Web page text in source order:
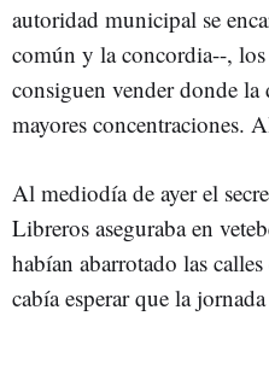
autoridad municipal se
común y la concordia--,
consiguen vender donde la
mayores concentraciones.
Al mediodía de ayer el
Libreros aseguraba en
habían abarrotado las
cabía esperar que la